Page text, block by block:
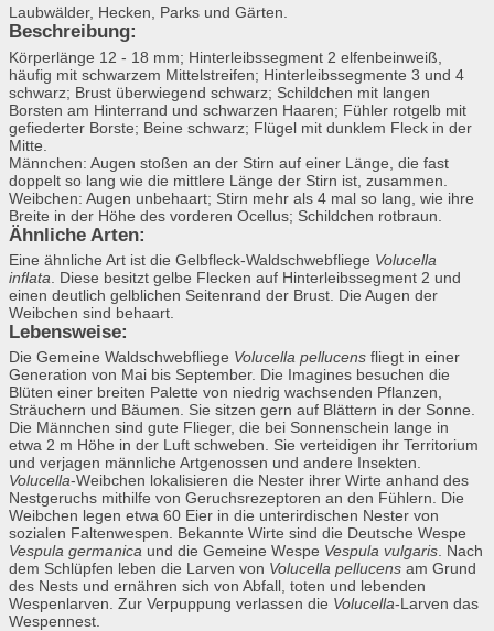
Laubwälder, Hecken, Parks und Gärten.
Beschreibung:
Körperlänge 12 - 18 mm; Hinterleibssegment 2 elfenbeinweiß,
häufig mit schwarzem Mittelstreifen; Hinterleibssegmente 3 und 4
schwarz; Brust überwiegend schwarz; Schildchen mit langen
Borsten am Hinterrand und schwarzen Haaren; Fühler rotgelb mit
gefiederter Borste; Beine schwarz; Flügel mit dunklem Fleck in der
Mitte.
Männchen: Augen stoßen an der Stirn auf einer Länge, die fast
doppelt so lang wie die mittlere Länge der Stirn ist, zusammen.
Weibchen: Augen unbehaart; Stirn mehr als 4 mal so lang, wie ihre
Breite in der Höhe des vorderen Ocellus; Schildchen rotbraun.
Ähnliche Arten:
Eine ähnliche Art ist die Gelbfleck-Waldschwebfliege Volucella
inflata . Diese besitzt gelbe Flecken auf Hinterleibssegment 2 und
einen deutlich gelblichen Seitenrand der Brust. Die Augen der
Weibchen sind behaart.
Lebensweise:
Die Gemeine Waldschwebfliege Volucella pellucens fliegt in einer
Generation von Mai bis September. Die Imagines besuchen die
Blüten einer breiten Palette von niedrig wachsenden Pflanzen,
Sträuchern und Bäumen. Sie sitzen gern auf Blättern in der Sonne.
Die Männchen sind gute Flieger, die bei Sonnenschein lange in
etwa 2 m Höhe in der Luft schweben. Sie verteidigen ihr Territorium
und verjagen männliche Artgenossen und andere Insekten.
Volucella-Weibchen lokalisieren die Nester ihrer Wirte anhand des
Nestgeruchs mithilfe von Geruchsrezeptoren an den Fühlern. Die
Weibchen legen etwa 60 Eier in die unterirdischen Nester von
sozialen Faltenwespen. Bekannte Wirte sind die Deutsche Wespe
Vespula germanica und die Gemeine Wespe Vespula vulgaris . Nach
dem Schlüpfen leben die Larven von Volucella pellucens am Grund
des Nests und ernähren sich von Abfall, toten und lebenden
Wespenlarven. Zur Verpuppung verlassen die Volucella-Larven das
Wespennest.